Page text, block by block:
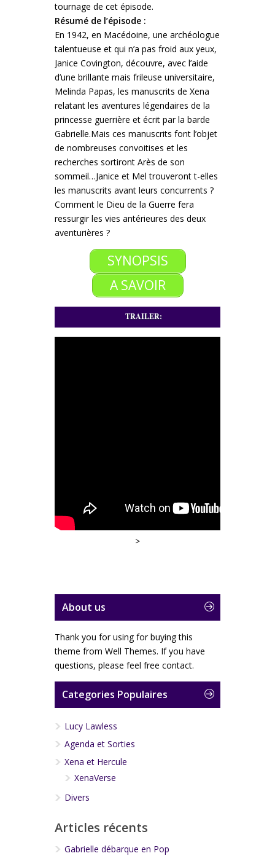
tournage de cet épisode.
Résumé de l’épisode :
En 1942, en Macédoine, une archéologue
talentueuse et qui n’a pas froid aux yeux,
Janice Covington, découvre, avec l’aide
d’une brillante mais frileuse universitaire,
Melinda Papas, les manuscrits de Xena
relatant les aventures légendaires de la
princesse guerrière et écrit par la barde
Gabrielle.Mais ces manuscrits font l’objet
de nombreuses convoitises et les
recherches sortiront Arès de son
sommeil…Janice et Mel trouveront t-elles
les manuscrits avant leurs concurrents ?
Comment le Dieu de la Guerre fera
ressurgir les vies antérieures des deux
aventurières ?
SYNOPSIS
A SAVOIR
TRAILER:
>
About us
Thank you for using for buying this
theme from Well Themes. If you have
questions, please feel free contact.
Categories Populaires
Lucy Lawless
Agenda et Sorties
Xena et Hercule
XenaVerse
Divers
Articles récents
Gabrielle débarque en Pop